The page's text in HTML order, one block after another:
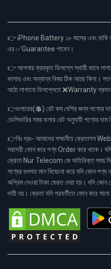
👉 iPhone Battery ১৮ মাসের এবং বাকি
এর ✅Guarantee পাবেন।
👉 আপনার ক্রয়কৃত ডিসপ্লে স্থায়ী ভাবে
কালার এবং অন্যান্য বিষয় ঠিক আছে কিনা।
আঠা লাগানো ডিসপ্লেতে ❌Warranty প্রদান
👉ডলারের(💲) রেট কম বেশির জন্য পণ্যের
ডেলিভারির সময় ডলার রেট অনুযায়ী পণ্যের দাম
👉বিঃ দ্রঃ- আমাদের সম্মানীত
সরাসরী ফোন করে পণ্য Order করে থাকে।
ক্রেতা Nur Telecom কে অতিরিক্ত সময়
পণ্যের গুনগত মান বিবেচনা করে যদি কোন পণ্য
অগ্রিম নেওয়া টাকা ফেরত দেয়া হয়। যদি
দায়ী নয়। ক্রেতা যদি পরবর্তীতে ফোন করে